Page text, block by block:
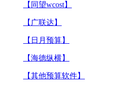
【同望wcost】
【广联达】
【日月预算】
【海德纵横】
【其他预算软件】